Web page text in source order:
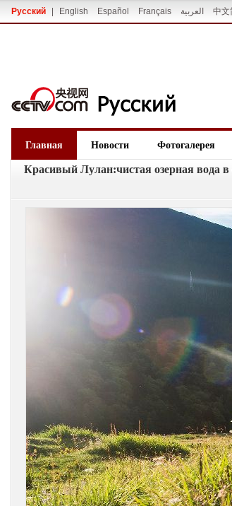
Русский English Español Français العربية 中文
Главная Новости Фотогалерея
Красивый Лулан:чистая озерная вода в